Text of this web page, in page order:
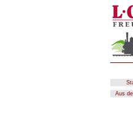
Aus